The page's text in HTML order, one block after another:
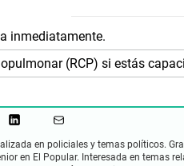
inmediatamente.
(RCP) si estás
en policiales y temas políticos.
en El Popular. Interesada en temas